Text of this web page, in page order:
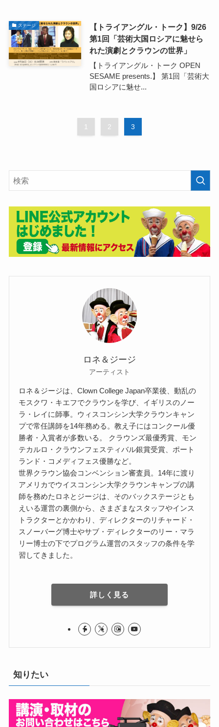
ステージ
【トライアングル・トーク】9/26
第1回「芸術大国ロシアに魅せら
れた演劇とクラウンの世界」
【トライアングル・トーク OPEN
SESAME presents.】 第1回「芸術大
国ロシアに魅せ...
1 2 3
ロネ＆ジージ
アーティスト
ロネ＆ジージは、Clown College Japan卒業後、動乱の
モスクワ・キエフでクラウンを学び、イギリスのノー
ラ・レイに師事。ウィスコンシン大学クラウンキャン
プで常任講師を14年務める。教え子にはコンクール優
勝者・入賞者が多数いる。 クラウンズ最優秀賞、モン
テカルロ・クラウンフェスティバル銀賞受賞、ポート
ランド・コメディフェス優勝など。
世界クラウン協会コンベンション審査員。14年に渡り
アメリカでウイスコンシン大学クラウンキャンプの講
師を務めたロネとジージは、そのバックステージとも
えいる運営の裏側から、さまざまなスタッフやインス
トラクターとかかわり、ディレクターのリチャード・
スノーバーグ博士やサブ・ディレクターのリー・マラ
リー博士の下でプログラム運営のスタッフの条件を学
習してきました。
詳しく見る
知りたい